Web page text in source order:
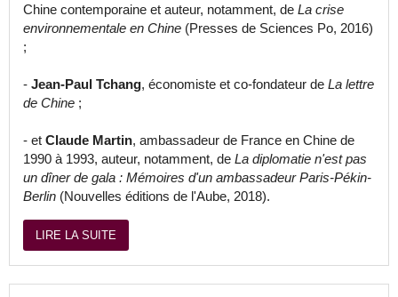
Chine contemporaine et auteur, notamment, de La crise
environnementale en Chine (Presses de Sciences Po, 2016)
;
- Jean-Paul Tchang, économiste et co-fondateur de La lettre
de Chine ;
- et Claude Martin, ambassadeur de France en Chine de
1990 à 1993, auteur, notamment, de La diplomatie n'est pas
un dîner de gala : Mémoires d'un ambassadeur Paris-Pékin-
Berlin (Nouvelles éditions de l'Aube, 2018).
LIRE LA SUITE